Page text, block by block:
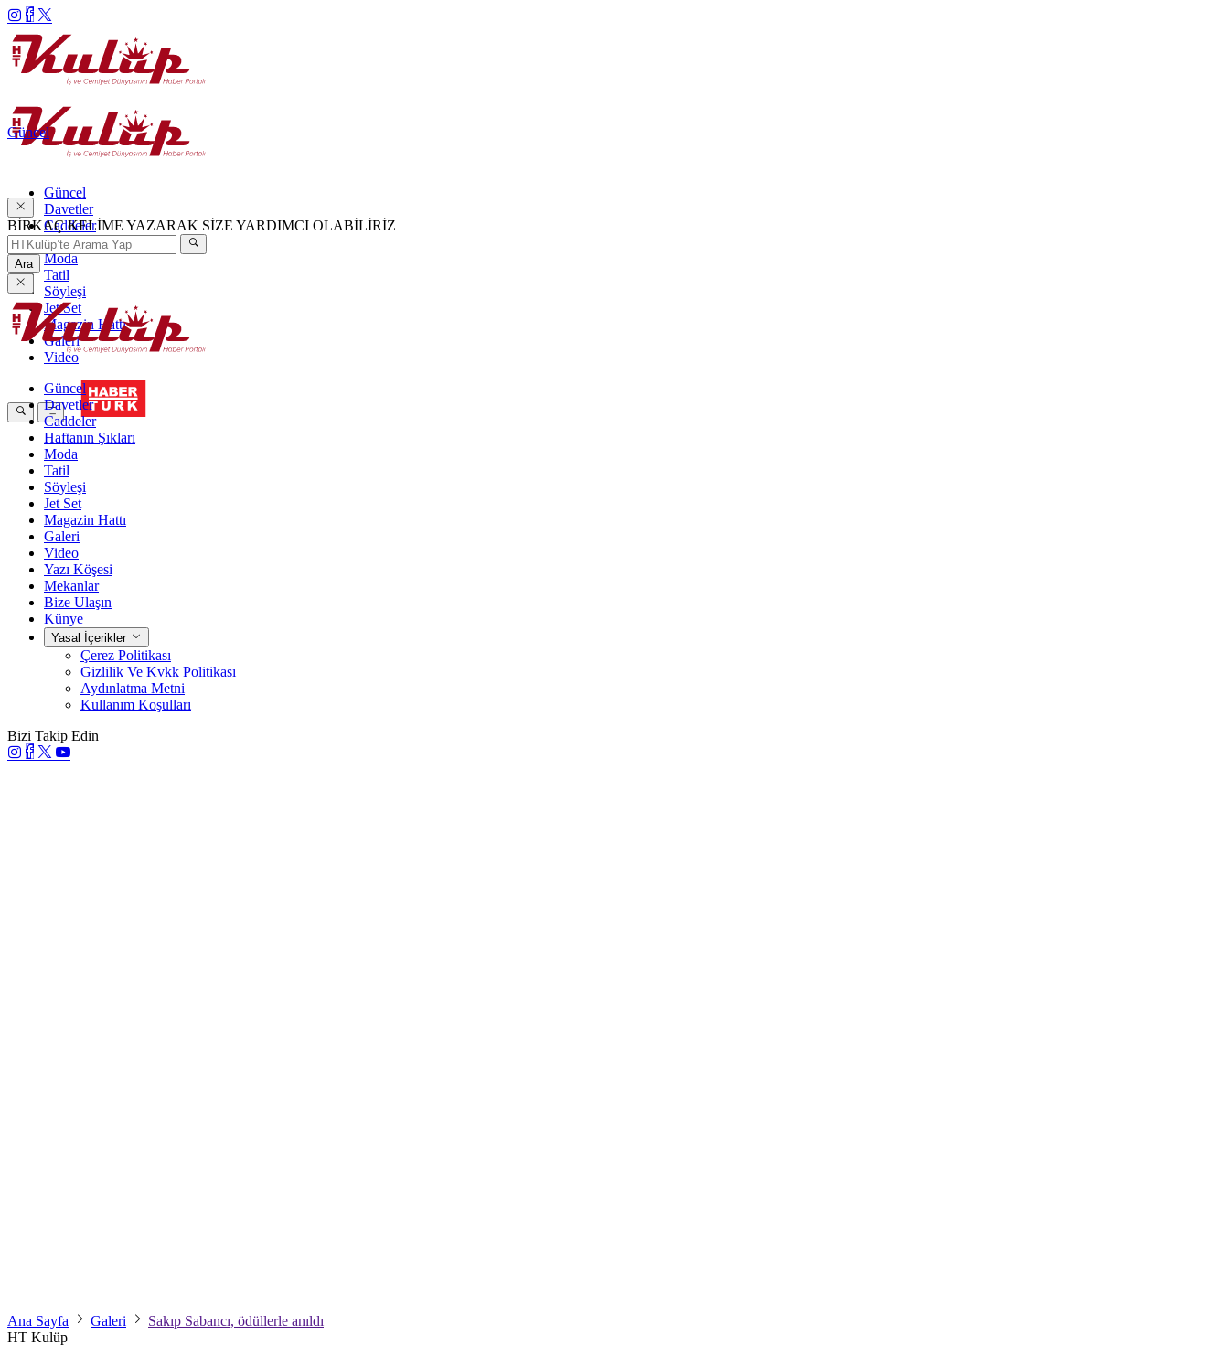
Güncel
Davetler
Caddeler
Haftanın Şıkları
Moda
Tatil
Söyleşi
Jet Set
Magazin Hattı
Galeri
Video
Güncel
BİRKAÇ KELİME YAZARAK SİZE YARDIMCI OLABİLİRİZ
Ara
Güncel
Davetler
Caddeler
Haftanın Şıkları
Moda
Tatil
Söyleşi
Jet Set
Magazin Hattı
Galeri
Video
Yazı Köşesi
Mekanlar
Bize Ulaşın
Künye
Yasal İçerikler
Çerez Politikası
Gizlilik Ve Kvkk Politikası
Aydınlatma Metni
Kullanım Koşulları
Bizi Takip Edin
Ana Sayfa Galeri
Sakıp Sabancı, ödüllerle anıldı
HT Kulüp